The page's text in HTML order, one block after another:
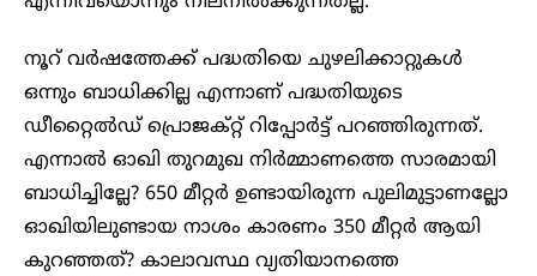
നൂറ് വർഷത്തേക്ക് പദ്ധതിയെ ചുഴലിക്കാറ്റുകൾ
ഒന്നും ബാധിക്കില്ല എന്നാണ് പദ്ധതിയുടെ
ഡീറ്റൈൽഡ് പ്രൊജക്റ്റ് റിപ്പോർട്ട് പറഞ്ഞിരുന്നത്.
എന്നാൽ ഓഖി തുറമുഖ നിർമ്മാണത്തെ സാരമായി
ബാധിച്ചില്ലേ? 650 മീറ്റർ ഉണ്ടായിരുന്ന പുലിമുട്ടാണല്ലോ
ഓഖിയിലുണ്ടായ നാശം കാരണം 350 മീറ്റർ ആയി
കുറഞ്ഞത്? കാലാവസ്ഥ വ്യതിയാനത്തെ